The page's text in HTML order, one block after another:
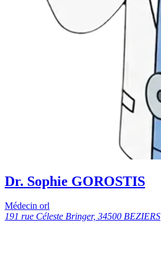
Dr. Sophie GOROSTIS
Médecin orl
191 rue Céleste Bringer, 34500 BEZIERS